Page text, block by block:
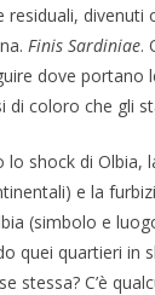
residuali, divenuti
Finis Sardiniae.
dove portano
di coloro che gli
lo shock di Olbia,
e la
(simbolo e
quei quartieri in
stessa? C’è